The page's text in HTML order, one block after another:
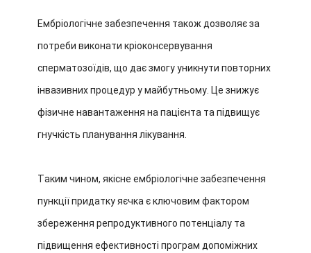
Ембріологічне забезпечення також дозволяє за
потреби виконати кріоконсервування
сперматозоїдів, що дає змогу уникнути повторних
інвазивних процедур у майбутньому. Це знижує
фізичне навантаження на пацієнта та підвищує
гнучкість планування лікування.
Таким чином, якісне ембріологічне забезпечення
пункції придатку яєчка є ключовим фактором
збереження репродуктивного потенціалу та
підвищення ефективності програм допоміжних